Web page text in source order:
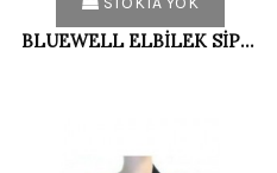
BLUEWELL ELBİLEK SİPL.AYARLANABİLİR NO:1 WELL18